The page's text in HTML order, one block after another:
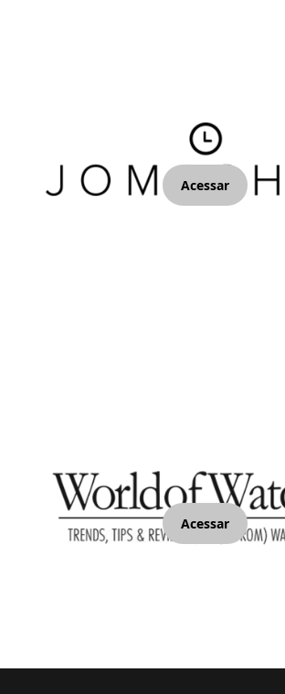
Acessar
Acessar